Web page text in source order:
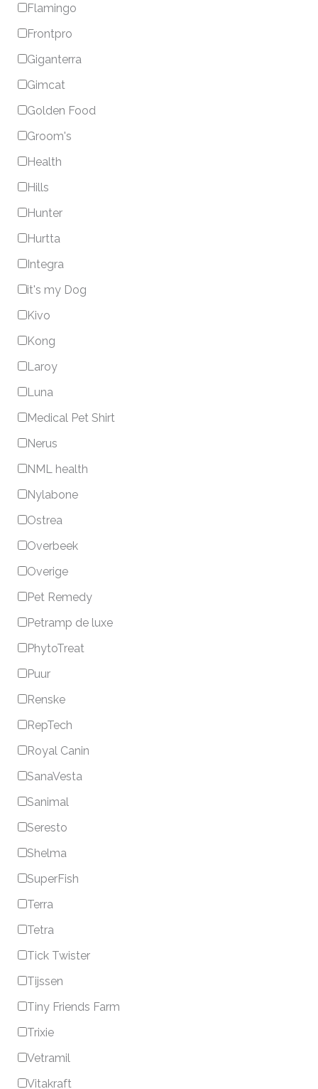
Flamingo
Frontpro
Giganterra
Gimcat
Golden Food
Groom's
Health
Hills
Hunter
Hurtta
Integra
it's my Dog
Kivo
Kong
Laroy
Luna
Medical Pet Shirt
Nerus
NML health
Nylabone
Ostrea
Overbeek
Overige
Pet Remedy
Petramp de luxe
PhytoTreat
Puur
Renske
RepTech
Royal Canin
SanaVesta
Sanimal
Seresto
Shelma
SuperFish
Terra
Tetra
Tick Twister
Tijssen
Tiny Friends Farm
Trixie
Vetramil
Vitakraft